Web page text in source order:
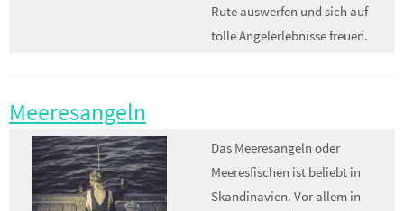
Rute auswerfen und sich auf
tolle Angelerlebnisse freuen.
Meeresangeln
Das Meeresangeln oder
Meeresfischen ist beliebt in
Skandinavien. Vor allem in